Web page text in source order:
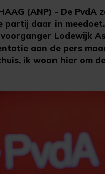
(ANP) - De
partij daar in
Lodewijk
aan de pers
ik woon hier om